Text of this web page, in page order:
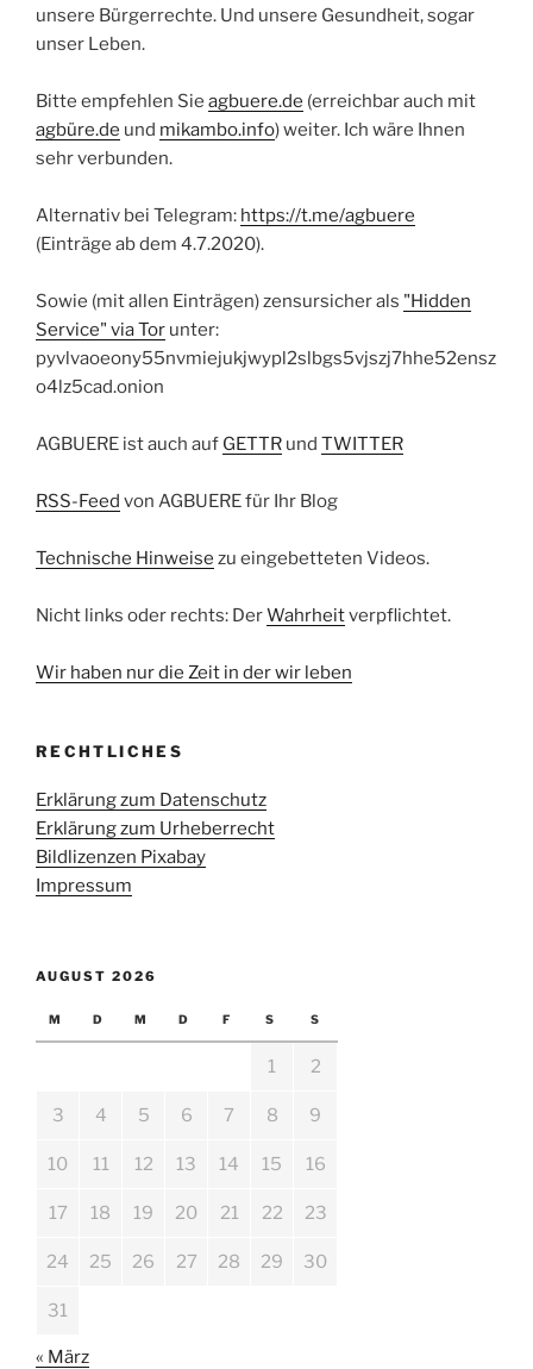
unsere Bürgerrechte. Und unsere Gesundheit, sogar
unser Leben.
Bitte empfehlen Sie agbuere.de (erreichbar auch mit
agbüre.de und mikambo.info) weiter. Ich wäre Ihnen
sehr verbunden.
Alternativ bei Telegram: https://t.me/agbuere
(Einträge ab dem 4.7.2020).
Sowie (mit allen Einträgen) zensursicher als "Hidden
Service" via Tor unter:
pyvlvaoeony55nvmiejukjwypl2slbgs5vjszj7hhe52ensz
o4lz5cad.onion
AGBUERE ist auch auf GETTR und TWITTER
RSS-Feed von AGBUERE für Ihr Blog
Technische Hinweise zu eingebetteten Videos.
Nicht links oder rechts: DerWahrheitverpflichtet.
Wir haben nur die Zeit in der wir leben
RECHTLICHES
Erklärung zum Datenschutz
Erklärung zum Urheberrecht
Bildlizenzen Pixabay
Impressum
AUGUST 2026
M D M D F S S
1 2
3 4 5 6 7 8 9
10 11 12 13 14 15 16
17 18 19 20 21 22 23
24 25 26 27 28 29 30
31
« März